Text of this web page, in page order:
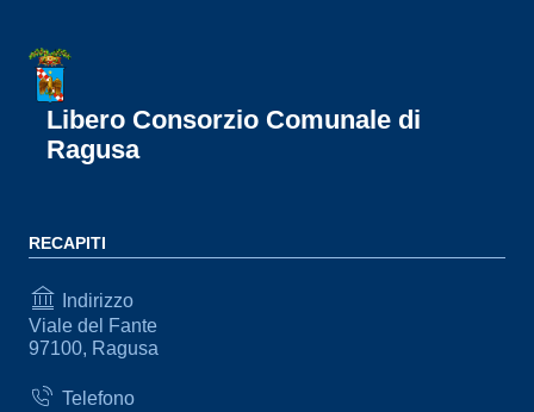
Libero Consorzio Comunale di
Ragusa
RECAPITI
Indirizzo
Viale del Fante
97100, Ragusa
Telefono